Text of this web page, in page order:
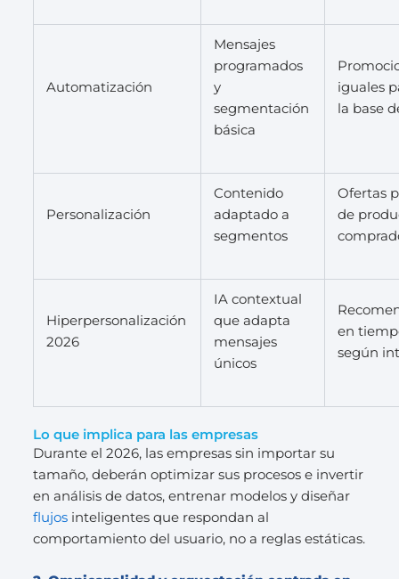
Automatización
Mensajes
programados
y
segmentación
básica
iguales
la base
Personalización
Contenido
adaptado a
segmentos
Ofertas
de
Hiperpersonalización
2026
IA contextual
que adapta
mensajes
únicos
en
según
Lo que implica para las empresas
Durante el 2026, las empresas sin importar su
tamaño, deberán optimizar sus procesos e invertir
en análisis de datos, entrenar modelos y diseñar
flujos inteligentes que respondan al
comportamiento del usuario, no a reglas estáticas.